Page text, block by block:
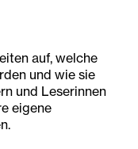
auf, welche
und wie sie
und Leserinnen
eigene